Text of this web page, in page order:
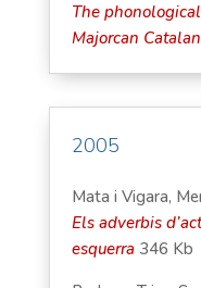
The
Majorcan
2005
Mata i Vigara,
Els adverbis
esquerra 346 Kb